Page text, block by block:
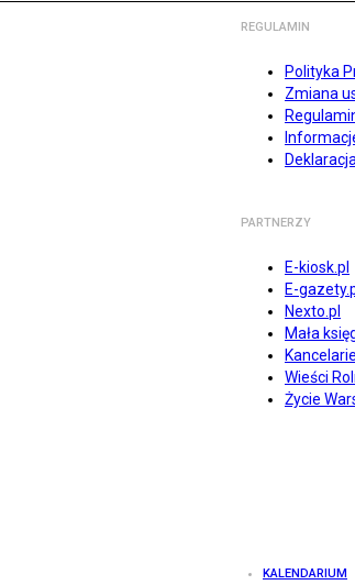
REGULAMIN
Polityka
Zmiana
PARTNERZY
E-kiosk.pl
E-
Nexto.pl
Mała
Wieści
Życie
KALENDARIUM